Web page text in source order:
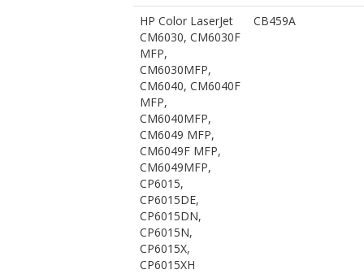
HP Color LaserJet
CM6030, CM6030F
MFP,
CM6030MFP,
CM6040, CM6040F
MFP,
CM6040MFP,
CM6049 MFP,
CM6049F MFP,
CM6049MFP,
CP6015,
CP6015DE,
CP6015DN,
CP6015N,
CP6015X,
CP6015XH
CB459A